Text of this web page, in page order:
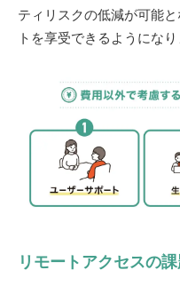
ティリスクの低減が可能
トを享受できるようになり
リモートアクセスの課